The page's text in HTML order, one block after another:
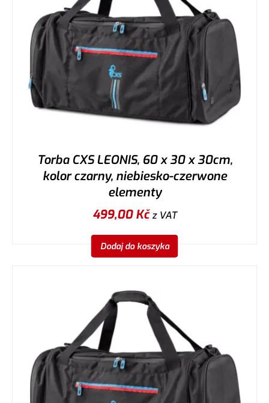
Torba CXS LEONIS, 60 x 30 x 30cm,
kolor czarny, niebiesko-czerwone
elementy
499,00Kčz VAT
Dodaj do koszyka